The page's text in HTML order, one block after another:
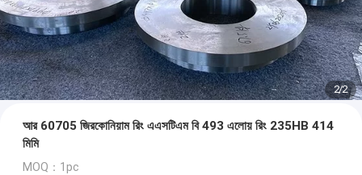
2/2
আর 60705 জিরকোনিয়াম রিং এএসটিএম বি 493 এলোয় রিং 235HB 414
মিমি
MOQ：1pc